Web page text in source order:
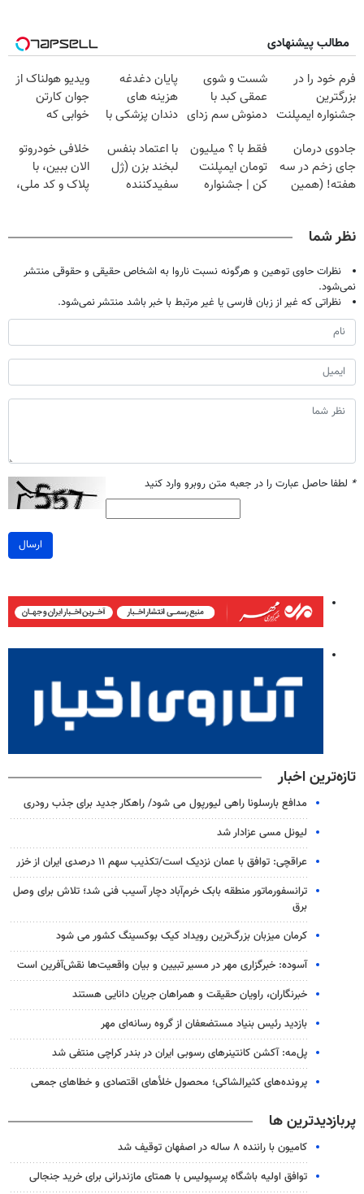
مطالب پیشنهادی
فرم خود را در
بزرگترین
جشنواره ایمپلنت
فقط ۲۵ میلیون
شست و شوی
عمقی کبد با
دمنوش سم زدای
پایان دغدغه
هزینه های
دندان پزشکی با
خانگی
ویدیو هولناک از
جوان کارتن
خوابی که
آموزش رایگان
جادوی درمان
جای زخم در سه
هفته! (همین
فقط با ؟ میلیون
تومان ایمپلنت
کن | جشنواره
با اعتماد بنفس
لبخند بزن (ژل
سفیدکننده
خلافی خودروتو
الان ببین، با
پلاک و کد ملی،
نظر شما
نظرات حاوی توهین و هرگونه نسبت ناروا به اشخاص حقیقی و حقوقی منتشر
نمی‌شود.
نظراتی که غیر از زبان فارسی یا غیر مرتبط با خبر باشد منتشر نمی‌شود.
* لطفا حاصل عبارت را در جعبه متن روبرو وارد کنید
ارسال
تازه‌ترین اخبار
مدافع بارسلونا راهی لیورپول می شود/ راهکار جدید برای جذب رودری
لیونل مسی عزادار شد
عراقچی: توافق با عمان نزدیک است/تکذیب سهم ۱۱ درصدی ایران از خزر
ترانسفورماتور منطقه بابک خرم‌آباد دچار آسیب فنی شد؛ تلاش برای وصل
برق
کرمان میزبان بزرگ‌ترین رویداد کیک‌ بوکسینگ کشور می شود
آسوده: خبرگزاری مهر در مسیر تبیین و بیان واقعیت‌ها نقش‌آفرین است
خبرنگاران، راویان حقیقت و همراهان جریان دانایی هستند
بازدید رئیس بنیاد مستضعفان از گروه رسانه‌ای مهر
پل‌مه: آکشن کانتینرهای رسوبی ایران در بندر کراچی منتفی شد
پرونده‌های کثیرالشاکی؛ محصول خلأهای اقتصادی و خطاهای جمعی
پربازدیدترین ها
کامیون با راننده ۸ ساله در اصفهان توقیف شد
توافق اولیه باشگاه پرسپولیس با همتای مازندرانی برای خرید جنجالی